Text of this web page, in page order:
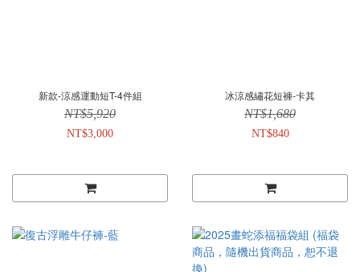
新款-涼感運動短T-4件組
NT$5,920
NT$3,000
冰涼感繡花短褲-卡其
NT$1,680
NT$840